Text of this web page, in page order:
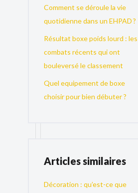
Comment se déroule la vie
quotidienne dans un EHPAD ?
Résultat boxe poids lourd : les
combats récents qui ont
bouleversé le classement
Quel equipement de boxe
choisir pour bien débuter ?
Articles similaires
Décoration : qu’est-ce que